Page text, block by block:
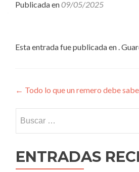
Publicada en09/05/2025
Esta entrada fue publicada en .
Navegación
de
entradas
← Todo lo que un remero debe
ENTRADAS